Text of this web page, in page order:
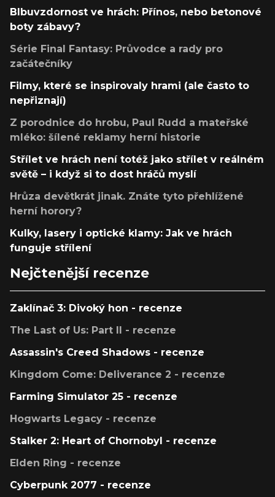
Blbuvzdornost ve hrách: Přínos, nebo betonové
boty zábavy?
Série Final Fantasy: Průvodce a rady pro
začátečníky
Filmy, které se inspirovaly hrami (ale často to
nepřiznají)
Z porodnice do hrobu, Paul Rudd a mateřské
mléko: šílené reklamy herní historie
Střílet ve hrách není totéž jako střílet v reálném
světě – i když si to dost hráčů myslí
Hrůza devětkrát jinak. Znáte tyto přehlížené
herní horory?
Kulky, lasery i optické klamy: Jak ve hrách
funguje střílení
Nejčtenější recenze
Zaklínač 3: Divoký hon - recenze
The Last of Us: Part II - recenze
Assassin's Creed Shadows - recenze
Kingdom Come: Deliverance 2 - recenze
Farming Simulator 25 - recenze
Hogwarts Legacy - recenze
Stalker 2: Heart of Chornobyl - recenze
Elden Ring - recenze
Cyberpunk 2077 - recenze